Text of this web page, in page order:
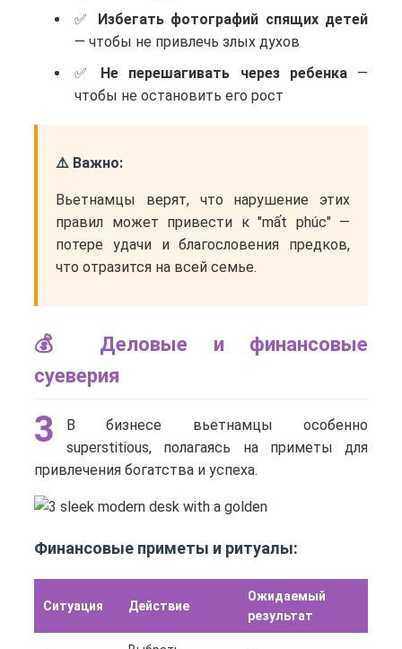
Избегать фотографий спящих детей
— чтобы не привлечь злых духов
Не перешагивать через ребенка—
чтобы не остановить его рост
⚠️ Важно:
Вьетнамцы верят, что нарушение этих
правил может привести к "mất phúc" —
потере удачи и благословения предков,
что отразится на всей семье.
💰 Деловые и финансовые
суеверия
3
В бизнесе вьетнамцы особенно
superstitious, полагаясь на приметы для
привлечения богатства и успеха.
Финансовые приметы и ритуалы:
Ситуация Действие
Ожидаемый
результат